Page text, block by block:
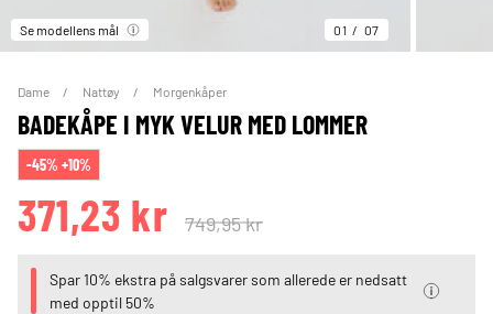
Se modellens mål 01 07
Dame Nattøy Morgenkåper
BADEKÅPE I MYK VELUR MED LOMMER
-45% +10%
371,23 kr 749,95 kr
Spar 10% ekstra på salgsvarer som allerede er nedsatt
med opptil 50%